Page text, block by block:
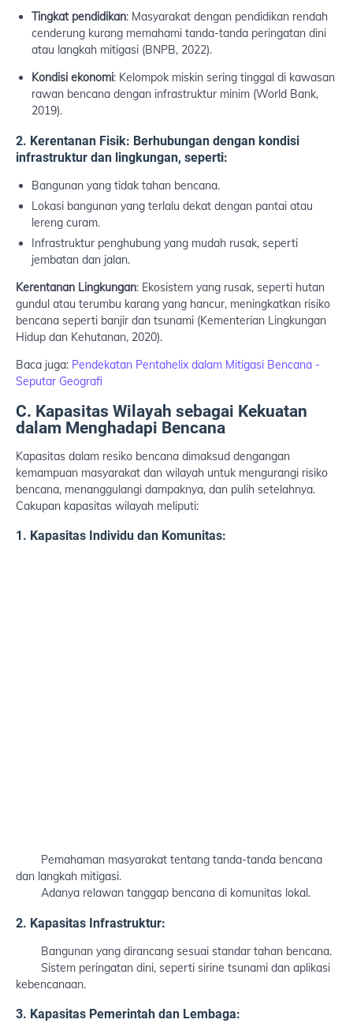
Tingkat pendidikan: Masyarakat dengan pendidikan rendah
cenderung kurang memahami tanda-tanda peringatan dini
atau langkah mitigasi (BNPB, 2022).
Kondisi ekonomi: Kelompok miskin sering tinggal di kawasan
rawan bencana dengan infrastruktur minim (World Bank,
2019).
2. Kerentanan Fisik: Berhubungan dengan kondisi
infrastruktur dan lingkungan, seperti:
Bangunan yang tidak tahan bencana.
Lokasi bangunan yang terlalu dekat dengan pantai atau
lereng curam.
Infrastruktur penghubung yang mudah rusak, seperti
jembatan dan jalan.
Kerentanan Lingkungan: Ekosistem yang rusak, seperti hutan
gundul atau terumbu karang yang hancur, meningkatkan risiko
bencana seperti banjir dan tsunami (Kementerian Lingkungan
Hidup dan Kehutanan, 2020).
Baca juga: Pendekatan Pentahelix dalam Mitigasi Bencana -
Seputar Geografi
C. Kapasitas Wilayah sebagai Kekuatan
dalam Menghadapi Bencana
Kapasitas dalam resiko bencana dimaksud dengangan
kemampuan masyarakat dan wilayah untuk mengurangi risiko
bencana, menanggulangi dampaknya, dan pulih setelahnya.
Cakupan kapasitas wilayah meliputi:
1. Kapasitas Individu dan Komunitas:
Pemahaman masyarakat tentang tanda-tanda bencana
dan langkah mitigasi.
Adanya relawan tanggap bencana di komunitas lokal.
2. Kapasitas Infrastruktur:
Bangunan yang dirancang sesuai standar tahan bencana.
Sistem peringatan dini, seperti sirine tsunami dan aplikasi
kebencanaan.
3. Kapasitas Pemerintah dan Lembaga: